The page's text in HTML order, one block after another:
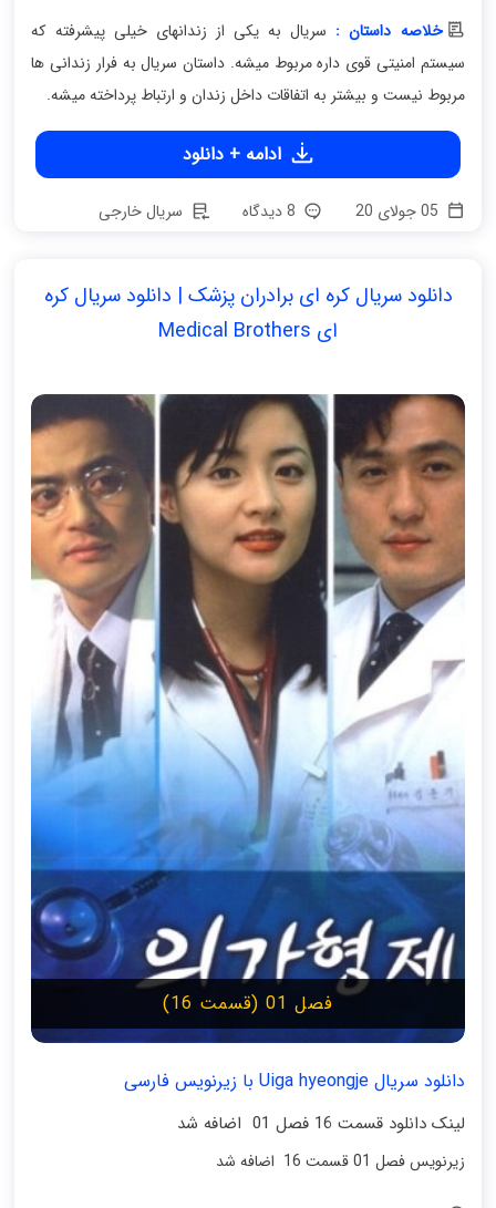
خلاصه داستان : سریال به یکی از زندانهای خیلی پیشرفته که
سیستم امنیتی قوی داره مربوط میشه. داستان سریال به فرار زندانی ها
مربوط نیست و بیشتر به اتفاقات داخل زندان و ارتباط پرداخته میشه.
ادامه + دانلود
سریال خارجی
دانلود سریال کره ای برادران پزشک | دانلود سریال کره
ای Medical Brothers
فصل 01 (قسمت 16)
دانلود سریال Uiga hyeongje با زیرنویس فارسی
لینک دانلود قسمت 16 فصل 01 اضافه شد
زیرنویس فصل 01 قسمت 16 اضافه شد